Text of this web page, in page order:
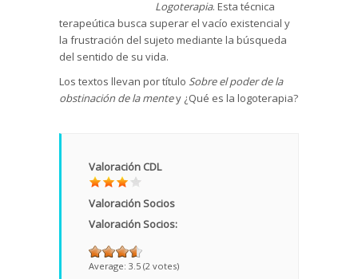
Logoterapia. Esta técnica
terapeútica busca superar el vacío existencial y
la frustración del sujeto mediante la búsqueda
del sentido de su vida.
Los textos llevan por título Sobre el poder de la
obstinación de la mentey ¿Qué es la logoterapia?
Valoración CDL
Valoración Socios
Valoración Socios:
Average: 3.5 (2 votes)